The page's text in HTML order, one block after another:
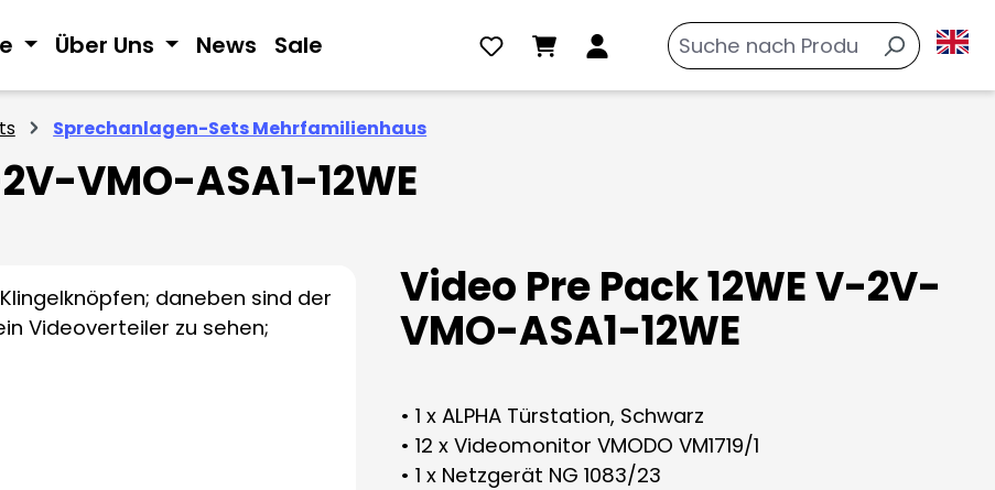
Über Uns News Sale
Sprechanlagen-Sets Mehrfamilienhaus
VMO-ASA1-12WE
Video Pre Pack 12WE V-2V-
VMO-ASA1-12WE
• 1 x ALPHA Türstation, Schwarz
• 12 x Videomonitor VMODO VM1719/1
• 1 x Netzgerät NG 1083/23